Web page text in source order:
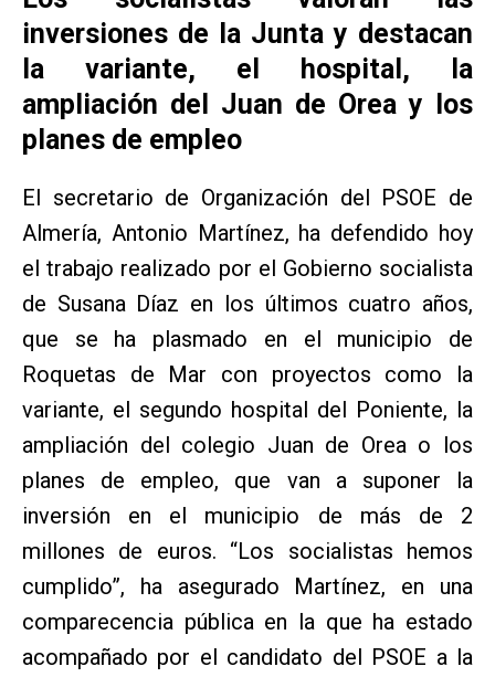
inversiones de la Junta y destacan
la variante, el hospital, la
ampliación del Juan de Orea y los
planes de empleo
El secretario de Organización del PSOE de
Almería, Antonio Martínez, ha defendido hoy
el trabajo realizado por el Gobierno socialista
de Susana Díaz en los últimos cuatro años,
que se ha plasmado en el municipio de
Roquetas de Mar con proyectos como la
variante, el segundo hospital del Poniente, la
ampliación del colegio Juan de Orea o los
planes de empleo, que van a suponer la
inversión en el municipio de más de 2
millones de euros. “Los socialistas hemos
cumplido”, ha asegurado Martínez, en una
comparecencia pública en la que ha estado
acompañado por el candidato del PSOE a la